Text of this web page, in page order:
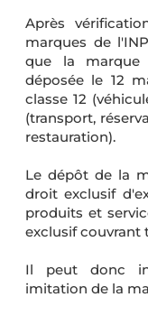
Après
marques de
que la marque
déposée le 12
classe 12
(transport,
restauration).
Le dépôt de la
droit exclusif
produits et
exclusif couvrant
Il peut donc
imitation de la